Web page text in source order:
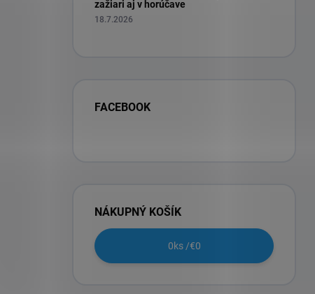
zažiari aj v horúčave
18.7.2026
FACEBOOK
NÁKUPNÝ KOŠÍK
0ks /€0